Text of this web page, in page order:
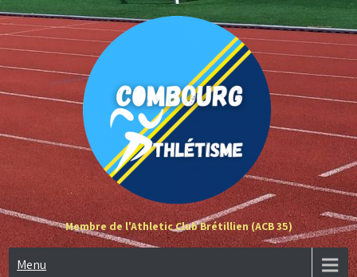
Skip
to
content
Membre de l'Athletic Club Brétillien (ACB 35)
Menu